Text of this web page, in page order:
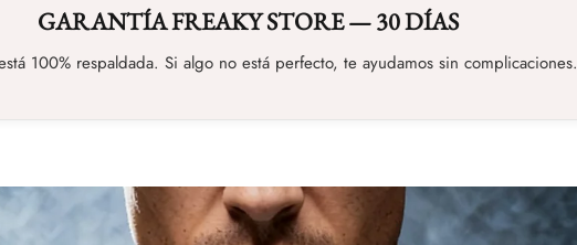
GARANTÍA FREAKY STORE — 30 DÍAS
100% respaldada. Si algo no está perfecto, te ayudamos sin complicaciones.